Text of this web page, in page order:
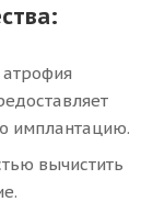
имплантацию.
вычистить